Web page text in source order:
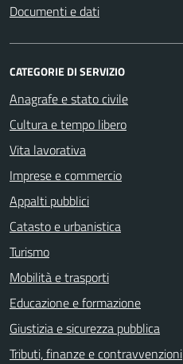
Documenti e dati
CATEGORIE DI SERVIZIO
Anagrafe e stato civile
Cultura e tempo libero
Vita lavorativa
Imprese e commercio
Appalti pubblici
Catasto e urbanistica
Turismo
Mobilità e trasporti
Educazione e formazione
Giustizia e sicurezza pubblica
Tributi, finanze e contravvenzioni